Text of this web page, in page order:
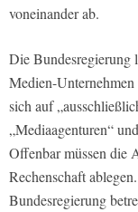
voneinander ab.
Die Bundesregierung
Medien-
sich auf
„Mediaagenturen“
Offenbar müssen die
Rechenschaft
Bundesregierung